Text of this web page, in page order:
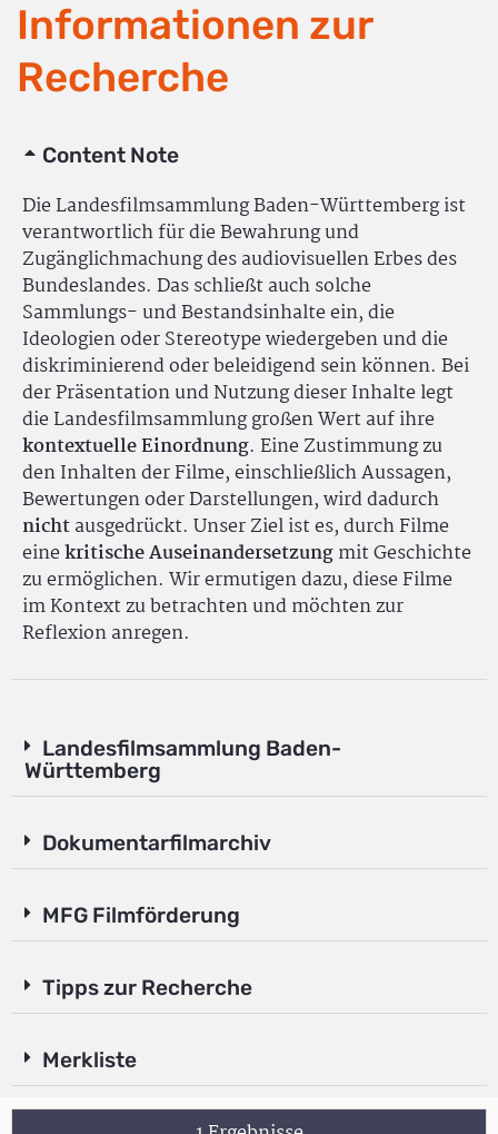
Informationen zur
Recherche
Content Note
Die Landesfilmsammlung Baden-Württemberg ist
verantwortlich für die Bewahrung und
Zugänglichmachung des audiovisuellen Erbes des
Bundeslandes. Das schließt auch solche
Sammlungs- und Bestandsinhalte ein, die
Ideologien oder Stereotype wiedergeben und die
diskriminierend oder beleidigend sein können. Bei
der Präsentation und Nutzung dieser Inhalte legt
die Landesfilmsammlung großen Wert auf ihre
kontextuelle Einordnung. Eine Zustimmung zu
den Inhalten der Filme, einschließlich Aussagen,
Bewertungen oder Darstellungen, wird dadurch
nichtausgedrückt. Unser Ziel ist es, durch Filme
einekritische Auseinandersetzungmit Geschichte
zu ermöglichen. Wir ermutigen dazu, diese Filme
im Kontext zu betrachten und möchten zur
Reflexion anregen.
Landesfilmsammlung Baden-
Württemberg
Dokumentarfilmarchiv
MFG Filmförderung
Tipps zur Recherche
Merkliste